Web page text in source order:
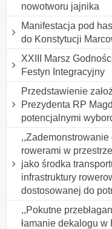
nowotworu jajnika
Manifestacja pod
do Konstytucji
XXIII Marsz
Festyn Integracyjny
Przedstawienie
Prezydenta RP
potencjalnymi
rowerami w
jako środka
infrastruktury
dostosowanej do
,,Pokutne
łamanie dekalogu